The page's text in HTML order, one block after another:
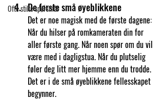
Ofte stilte spørsmål
De første små øyeblikkene
Det er noe magisk med de første dagene:
Når du hilser på romkameraten din for
aller første gang. Når noen spør om du vil
være med i dagligstua. Når du plutselig
føler deg litt mer hjemme enn du trodde.
Det er i de små øyeblikkene fellesskapet
begynner.